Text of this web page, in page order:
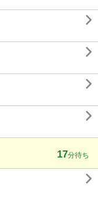




17分待ち
